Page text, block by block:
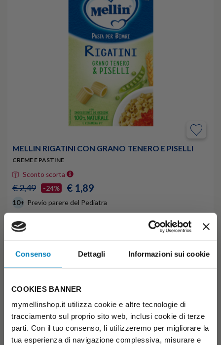
Consenso Dettagli Informazioni sui cookie
COOKIES BANNER
mymellinshop.it utilizza cookie e altre tecnologie di
tracciamento sul proprio sito web, inclusi cookie di terze
parti. Con il tuo consenso, li utilizzeremo per migliorare la
tua esperienza di navigazione complessiva, misurare e
MELLIN RIGATINI CON GRANO TENERO E PISELLI
CREME E PASTINE
Sconto scorta
€ 2,49 -24% € 1,89
10+ Previo parere del Pediatra